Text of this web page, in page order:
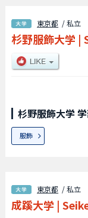
東京都 / 私立
杉野服飾大学 |
杉野服飾大学
服飾
東京都 / 私立
成蹊大学 |